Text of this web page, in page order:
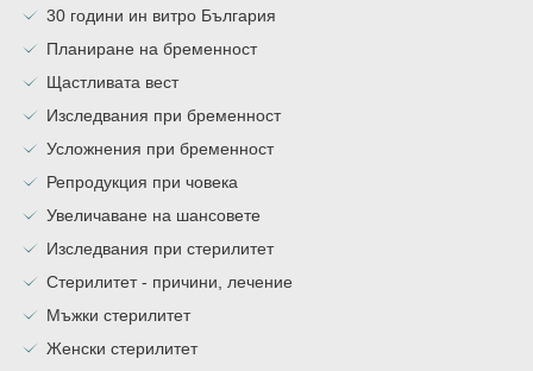
30 години ин витро България
Планиране на бременност
Щастливата вест
Изследвания при бременност
Усложнения при бременност
Репродукция при човека
Увеличаване на шансовете
Изследвания при стерилитет
Стерилитет - причини, лечение
Мъжки стерилитет
Женски стерилитет